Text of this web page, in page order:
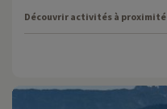
Découvrir activités à proximité